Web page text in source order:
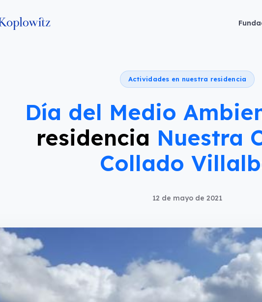
Actividades en nuestra residencia
Día del Medio
residencia Nuestra
Collado
12 de mayo de 2021